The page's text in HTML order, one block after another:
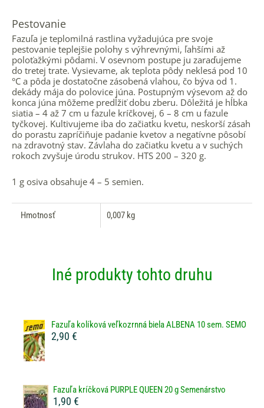
Pestovanie
Fazuľa je teplomilná rastlina vyžadujúca pre svoje
pestovanie teplejšie polohy s výhrevnými, ľahšími až
poloťažkými pôdami. V osevnom postupe ju zaraďujeme
do tretej trate. Vysievame, ak teplota pôdy neklesá pod 10
°C a pôda je dostatočne zásobená vlahou, čo býva od 1.
dekády mája do polovice júna. Postupným výsevom až do
konca júna môžeme predĺžiť dobu zberu. Dôležitá je hĺbka
siatia – 4 až 7 cm u fazule kríčkovej, 6 – 8 cm u fazule
tyčkovej. Kultivujeme iba do začiatku kvetu, neskorší zásah
do porastu zapríčiňuje padanie kvetov a negatívne pôsobí
na zdravotný stav. Závlaha do začiatku kvetu a v suchých
rokoch zvyšuje úrodu strukov. HTS 200 – 320 g.
1 g osiva obsahuje 4 – 5 semien.
Hmotnosť 0,007 kg
Iné produkty tohto druhu
Fazuľa kolíková veľkozrnná biela ALBENA 10 sem. SEMO
2,90 €
Fazuľa kríčková PURPLE QUEEN 20 g Semenárstvo
1,90 €